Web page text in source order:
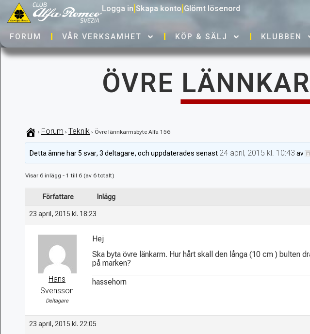
Logga in Skapa konto Glömt lösenord
FORUM VÅR VERKSAMHET KÖP & SÄLJ KLUBBEN
ÖVRE
› Forum › Teknik › Övre lännkarmsbyte Alfa 156
Detta ämne har 5 svar, 3 deltagare, och uppdaterades senast 24 april, 2015 kl. 10:43 av
Visar 6 inlägg - 1 till 6 (av 6 totalt)
Författare Inlägg
23 april, 2015 kl. 18:23
Hans
Svensson
Deltagare
Hej
Ska byta övre länkarm. Hur hårt skall den långa (10 cm ) bulten
på marken?
hassehorn
23 april, 2015 kl. 22:05